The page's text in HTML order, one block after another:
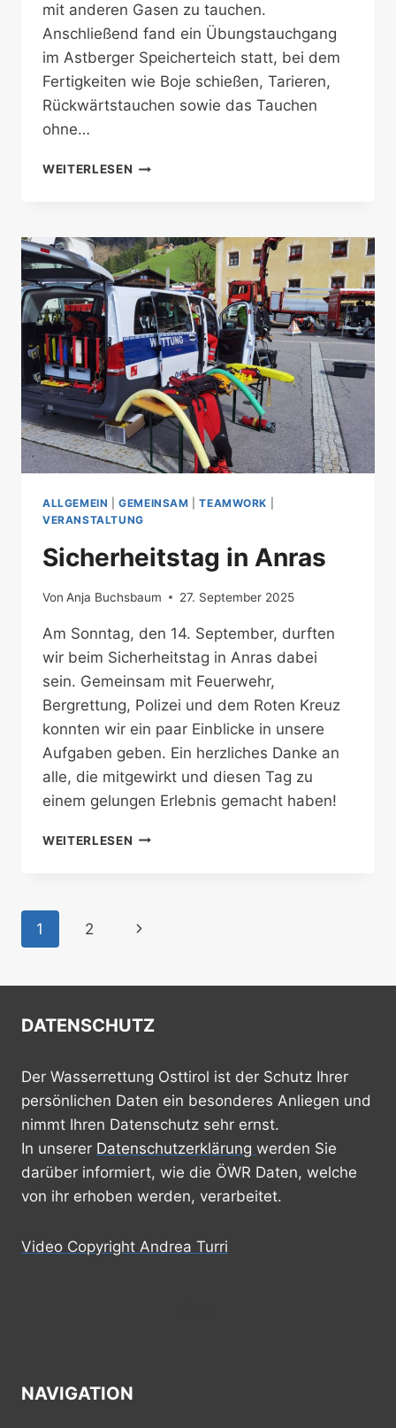
mit anderen Gasen zu tauchen.
Anschließend fand ein Übungstauchgang
im Astberger Speicherteich statt, bei dem
Fertigkeiten wie Boje schießen, Tarieren,
Rückwärtstauchen sowie das Tauchen
ohne…
WEITERLESEN TAUCHSEMINAR
ALLGEMEIN |GEMEINSAM |TEAMWORK
VERANSTALTUNG
Sicherheitstag in Anras
Von Anja Buchsbaum 27. September 2025
Am Sonntag, den 14. September, durften
wir beim Sicherheitstag in Anras dabei
sein. Gemeinsam mit Feuerwehr,
Bergrettung, Polizei und dem Roten Kreuz
konnten wir ein paar Einblicke in unsere
Aufgaben geben. Ein herzliches Danke an
alle, die mitgewirkt und diesen Tag zu
einem gelungen Erlebnis gemacht haben!
WEITERLESEN SICHERHEITSTAG
Seitennavigation
1 2
Nächste
DATENSCHUTZ
Der Wasserrettung Osttirol ist der Schutz Ihrer
persönlichen Daten ein besonderes Anliegen und
nimmt Ihren Datenschutz sehr ernst.
In unserer Datenschutzerklärung werden Sie
darüber informiert, wie die ÖWR Daten, welche
von ihr erhoben werden, verarbeitet.
Video Copyright Andrea Turri
NAVIGATION